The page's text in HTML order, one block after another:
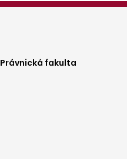
Právnická fakulta